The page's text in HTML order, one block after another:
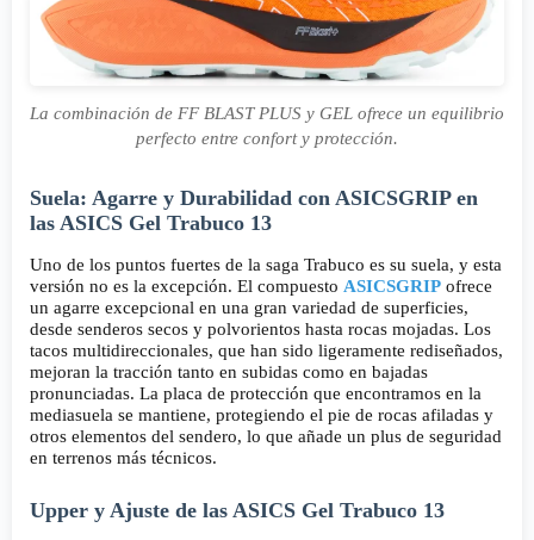
La combinación de FF BLAST PLUS y GEL ofrece un equilibrio
perfecto entre confort y protección.
Suela: Agarre y Durabilidad con ASICSGRIP en
las ASICS Gel Trabuco 13
Uno de los puntos fuertes de la saga Trabuco es su suela, y esta
versión no es la excepción. El compuesto ASICSGRIP ofrece
un agarre excepcional en una gran variedad de superficies,
desde senderos secos y polvorientos hasta rocas mojadas. Los
tacos multidireccionales, que han sido ligeramente rediseñados,
mejoran la tracción tanto en subidas como en bajadas
pronunciadas. La placa de protección que encontramos en la
mediasuela se mantiene, protegiendo el pie de rocas afiladas y
otros elementos del sendero, lo que añade un plus de seguridad
en terrenos más técnicos.
Upper y Ajuste de las ASICS Gel Trabuco 13